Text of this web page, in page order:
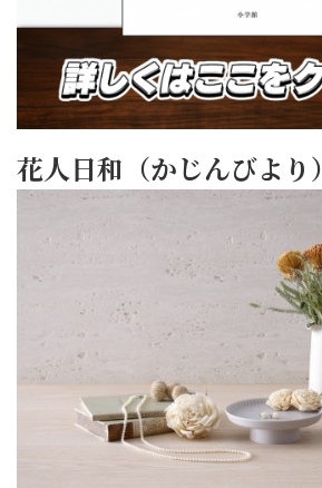
花人日和（かじんびより）